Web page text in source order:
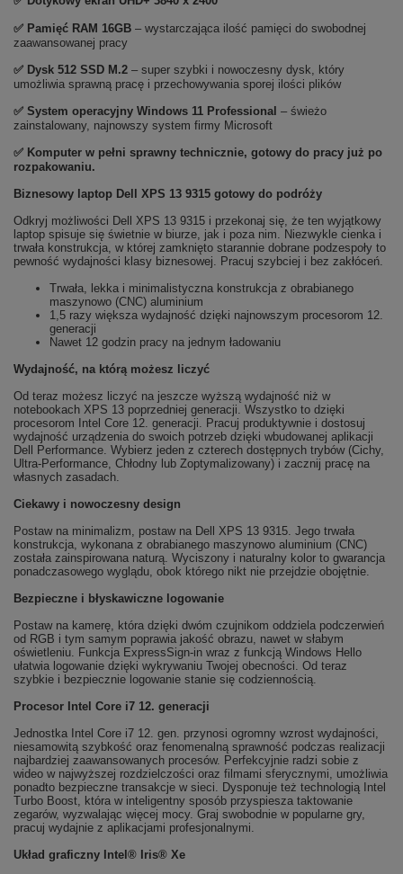
✅ Pamięć RAM 16GB – wystarczająca ilość pamięci do swobodnej
zaawansowanej pracy
✅ Dysk 512 SSD M.2 – super szybki i nowoczesny dysk, który
umożliwia sprawną pracę i przechowywania sporej ilości plików
✅ System operacyjny Windows 11 Professional – świeżo
zainstalowany, najnowszy system firmy Microsoft
✅ Komputer w pełni sprawny technicznie, gotowy do pracy już po
rozpakowaniu.
Biznesowy laptop Dell XPS 13 9315 gotowy do podróży
Odkryj możliwości Dell XPS 13 9315 i przekonaj się, że ten wyjątkowy
laptop spisuje się świetnie w biurze, jak i poza nim. Niezwykle cienka i
trwała konstrukcja, w której zamknięto starannie dobrane podzespoły to
pewność wydajności klasy biznesowej. Pracuj szybciej i bez zakłóceń.
Trwała, lekka i minimalistyczna konstrukcja z obrabianego
maszynowo (CNC) aluminium
1,5 razy większa wydajność dzięki najnowszym procesorom 12.
generacji
Nawet 12 godzin pracy na jednym ładowaniu
Wydajność, na którą możesz liczyć
Od teraz możesz liczyć na jeszcze wyższą wydajność niż w
notebookach XPS 13 poprzedniej generacji. Wszystko to dzięki
procesorom Intel Core 12. generacji. Pracuj produktywnie i dostosuj
wydajność urządzenia do swoich potrzeb dzięki wbudowanej aplikacji
Dell Performance. Wybierz jeden z czterech dostępnych trybów (Cichy,
Ultra-Performance, Chłodny lub Zoptymalizowany) i zacznij pracę na
własnych zasadach.
Ciekawy i nowoczesny design
Postaw na minimalizm, postaw na Dell XPS 13 9315. Jego trwała
konstrukcja, wykonana z obrabianego maszynowo aluminium (CNC)
została zainspirowana naturą. Wyciszony i naturalny kolor to gwarancja
ponadczasowego wyglądu, obok którego nikt nie przejdzie obojętnie.
Bezpieczne i błyskawiczne logowanie
Postaw na kamerę, która dzięki dwóm czujnikom oddziela podczerwień
od RGB i tym samym poprawia jakość obrazu, nawet w słabym
oświetleniu. Funkcja ExpressSign-in wraz z funkcją Windows Hello
ułatwia logowanie dzięki wykrywaniu Twojej obecności. Od teraz
szybkie i bezpiecznie logowanie stanie się codziennością.
Procesor Intel Core i7 12. generacji
Jednostka Intel Core i7 12. gen. przynosi ogromny wzrost wydajności,
niesamowitą szybkość oraz fenomenalną sprawność podczas realizacji
najbardziej zaawansowanych procesów. Perfekcyjnie radzi sobie z
wideo w najwyższej rozdzielczości oraz filmami sferycznymi, umożliwia
ponadto bezpieczne transakcje w sieci. Dysponuje też technologią Intel
Turbo Boost, która w inteligentny sposób przyspiesza taktowanie
zegarów, wyzwalając więcej mocy. Graj swobodnie w popularne gry,
pracuj wydajnie z aplikacjami profesjonalnymi.
Układ graficzny Intel® Iris® Xe